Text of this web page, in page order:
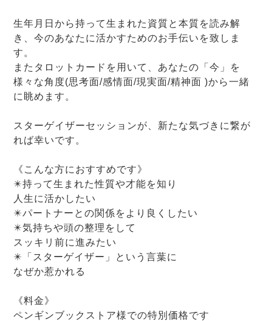
​生年月日から持って生まれた資質と本質を読み解
き、今のあなたに活かすためのお手伝いを致しま
す。
またタロットカードを用いて、あなたの「今」を
様々な角度(思考面/感情面/現実面/精神面 )から一緒
に眺めます。
​スターゲイザーセッションが、新たな気づきに繋が
れば幸いです。
《​こんな方におすすめです》
✴️​持って生まれた性質や才能を知り
人生に活かしたい
✴️​パートナーとの関係をより良くしたい
✴️​気持ちや頭の整理をして
スッキリ前に進みたい
​✴️「スターゲイザー」という言葉に
なぜか惹かれる
《料金》
ペンギンブックストア様での特別価格です